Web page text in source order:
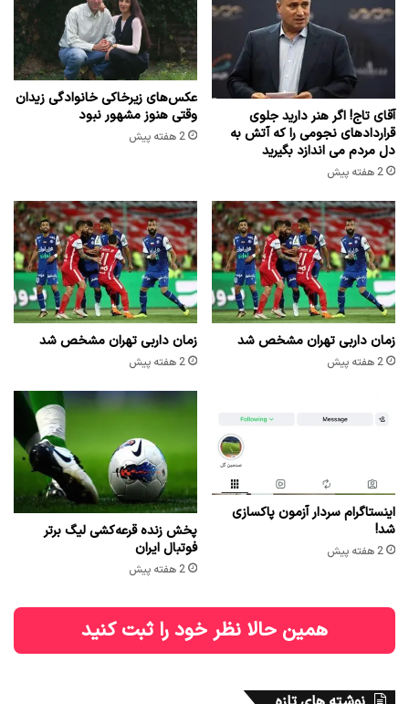
آقای تاج! اگر هنر دارید جلوی
قراردادهای نجومی را که آتش به
دل مردم می اندازد بگیرید
2 هفته پیش
عکس‌های زیرخاکی خانوادگی زیدان
وقتی هنوز مشهور نبود
2 هفته پیش
زمان داربی تهران مشخص شد
2 هفته پیش
زمان داربی تهران مشخص شد
2 هفته پیش
اینستاگرام سردار آزمون پاکسازی
شد!
2 هفته پیش
پخش زنده قرعه‌کشی لیگ برتر
فوتبال ایران
2 هفته پیش
همین حالا نظر خود را ثبت کنید